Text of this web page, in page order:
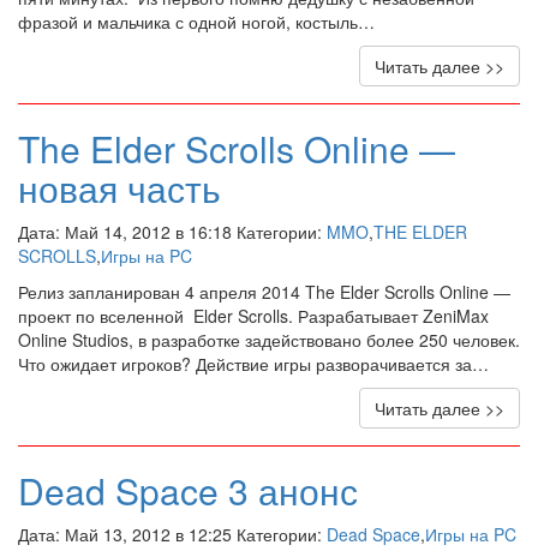
фразой и мальчика с одной ногой, костыль…
Читать далее >>
The Elder Scrolls Online —
новая часть
Дата: Май 14, 2012 в 16:18 Категории: MMO,THE ELDER
SCROLLS,Игры на PC
Релиз запланирован 4 апреля 2014 The Elder Scrolls Online —
проект по вселенной Elder Scrolls. Разрабатывает ZeniMax
Online Studios, в разработке задействовано более 250 человек.
Что ожидает игроков? Действие игры разворачивается за…
Читать далее >>
Dead Space 3 анонс
Дата: Май 13, 2012 в 12:25 Категории: Dead Space,Игры на PC